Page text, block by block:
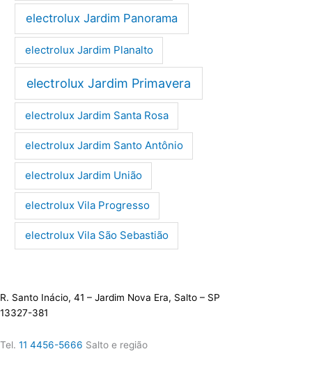
electrolux Jardim Panorama
electrolux Jardim Planalto
electrolux Jardim Primavera
electrolux Jardim Santa Rosa
electrolux Jardim Santo Antônio
electrolux Jardim União
electrolux Vila Progresso
electrolux Vila São Sebastião
R. Santo Inácio, 41 – Jardim Nova Era, Salto – SP
13327-381
Tel. 11 4456-5666 Salto e região